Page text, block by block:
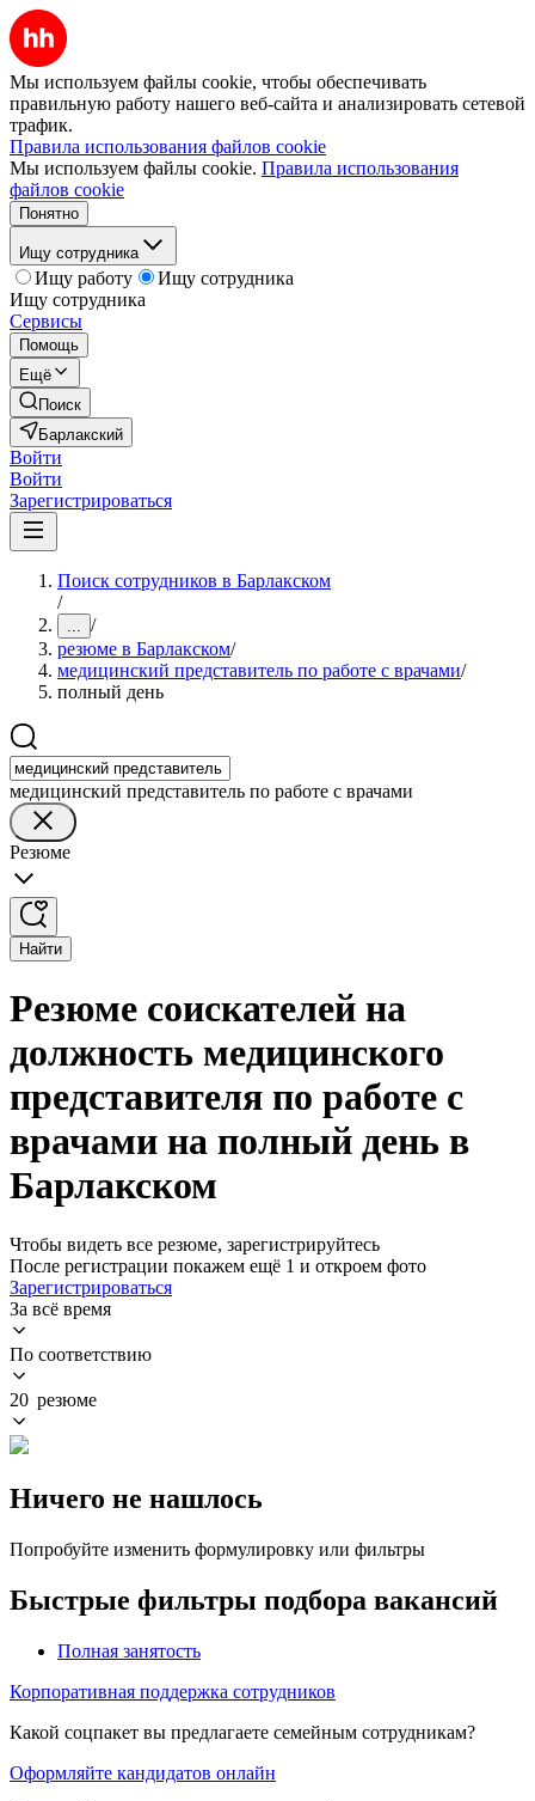
Мы используем файлы cookie, чтобы обеспечивать
правильную работу нашего веб-сайта и анализировать сетевой
трафик.
Правила использования файлов cookie
Мы используем файлы cookie. Правила использования
файлов cookie
Понятно
Ищу сотрудника
Ищу работу
Ищу сотрудника
Ищу сотрудника
Сервисы
Помощь
Ещё
Поиск
Барлакский
Войти
Войти
Зарегистрироваться
Поиск сотрудников в Барлакском
/
... /
резюме в Барлакском/
медицинский представитель по работе с врачами/
полный день
медицинский представитель по работе с врачами
Резюме
Найти
Резюме соискателей на
должность медицинского
представителя по работе с
врачами на полный день в
Барлакском
Чтобы видеть все резюме, зарегистрируйтесь
После регистрации покажем ещё 1 и откроем фото
Зарегистрироваться
За всё время
По соответствию
20 резюме
Ничего не нашлось
Попробуйте изменить формулировку или фильтры
Быстрые фильтры подбора вакансий
Полная занятость
Корпоративная поддержка сотрудников
Какой соцпакет вы предлагаете семейным сотрудникам?
Оформляйте кандидатов онлайн